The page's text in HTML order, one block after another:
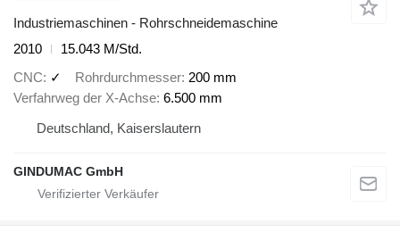
Industriemaschinen - Rohrschneidemaschine
2010
15.043 M/Std.
CNC
✓ Rohrdurchmesser 200 mm
Verfahrweg der X-Achse 6.500 mm
Deutschland, Kaiserslautern
GINDUMAC GmbH